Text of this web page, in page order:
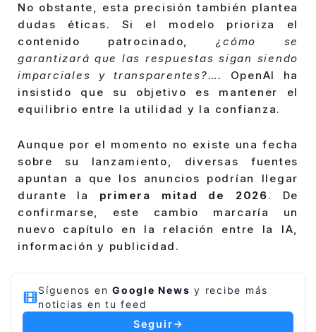
No obstante, esta precisión también plantea
dudas éticas. Si el modelo prioriza el
contenido patrocinado,¿cómo se
garantizará que las respuestas sigan siendo
imparciales y transparentes?…. OpenAI ha
insistido que su objetivo es mantener el
equilibrio entre la utilidad y la confianza.
Aunque por el momento no existe una fecha
sobre su lanzamiento, diversas fuentes
apuntan a que los anuncios podrían llegar
durante la primera mitad de 2026. De
confirmarse, este cambio marcaría un
nuevo capítulo en la relación entre la IA,
información y publicidad.
Síguenos en Google News y recibe más
noticias en tu feed
Seguir